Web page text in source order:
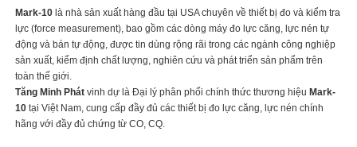
Mark-10là nhà sản xuất hàng đầu tại USA chuyên về thiết bị đo và kiểm tra
lực (force measurement), bao gồm các dòng máy đo lực căng, lực nén tự
động và bán tự động, được tin dùng rộng rãi trong các ngành công nghiệp
sản xuất, kiểm định chất lượng, nghiên cứu và phát triển sản phẩm trên
toàn thế giới.
Tăng Minh Phátvinh dự là Đại lý phân phối chính thức thương hiệu Mark-
10tại Việt Nam, cung cấp đầy đủ các thiết bị đo lực căng, lực nén chính
hãng với đầy đủ chứng từ CO, CQ.